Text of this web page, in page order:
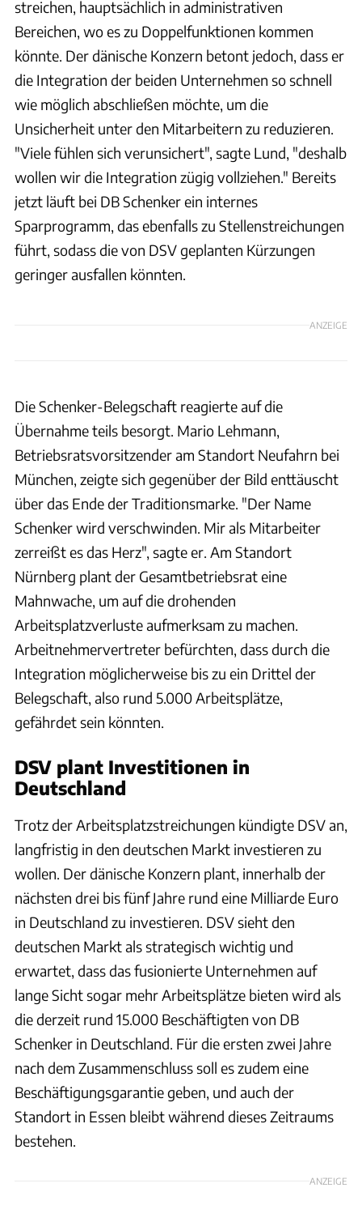
streichen, hauptsächlich in administrativen
Bereichen, wo es zu Doppelfunktionen kommen
könnte. Der dänische Konzern betont jedoch, dass er
die Integration der beiden Unternehmen so schnell
wie möglich abschließen möchte, um die
Unsicherheit unter den Mitarbeitern zu reduzieren.
"Viele fühlen sich verunsichert", sagte Lund, "deshalb
wollen wir die Integration zügig vollziehen." Bereits
jetzt läuft bei DB Schenker ein internes
Sparprogramm, das ebenfalls zu Stellenstreichungen
führt, sodass die von DSV geplanten Kürzungen
geringer ausfallen könnten.
ANZEIGE
Die Schenker-Belegschaft reagierte auf die
Übernahme teils besorgt. Mario Lehmann,
Betriebsratsvorsitzender am Standort Neufahrn bei
München, zeigte sich gegenüber der Bild enttäuscht
über das Ende der Traditionsmarke. "Der Name
Schenker wird verschwinden. Mir als Mitarbeiter
zerreißt es das Herz", sagte er. Am Standort
Nürnberg plant der Gesamtbetriebsrat eine
Mahnwache, um auf die drohenden
Arbeitsplatzverluste aufmerksam zu machen.
Arbeitnehmervertreter befürchten, dass durch die
Integration möglicherweise bis zu ein Drittel der
Belegschaft, also rund 5.000 Arbeitsplätze,
gefährdet sein könnten.
DSV plant Investitionen in
Deutschland
Trotz der Arbeitsplatzstreichungen kündigte DSV an,
langfristig in den deutschen Markt investieren zu
wollen. Der dänische Konzern plant, innerhalb der
nächsten drei bis fünf Jahre rund eine Milliarde Euro
in Deutschland zu investieren. DSV sieht den
deutschen Markt als strategisch wichtig und
erwartet, dass das fusionierte Unternehmen auf
lange Sicht sogar mehr Arbeitsplätze bieten wird als
die derzeit rund 15.000 Beschäftigten von DB
Schenker in Deutschland. Für die ersten zwei Jahre
nach dem Zusammenschluss soll es zudem eine
Beschäftigungsgarantie geben, und auch der
Standort in Essen bleibt während dieses Zeitraums
bestehen.
ANZEIGE